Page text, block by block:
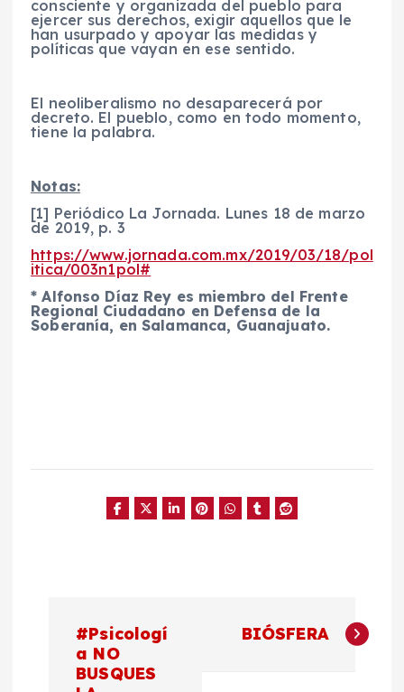
consciente y organizada del pueblo para
ejercer sus derechos, exigir aquellos que le
han usurpado y apoyar las medidas y
políticas que vayan en ese sentido.
El neoliberalismo no desaparecerá por
decreto. El pueblo, como en todo momento,
tiene la palabra.
Notas:
[1] Periódico La Jornada. Lunes 18 de marzo
de 2019, p. 3
https://www.jornada.com.mx/2019/03/18/pol
itica/003n1pol#
* Alfonso Díaz Rey es miembro del Frente
Regional Ciudadano en Defensa de la
Soberanía, en Salamanca, Guanajuato.
#Psicologí
a NO
BUSQUES
BIÓSFERA